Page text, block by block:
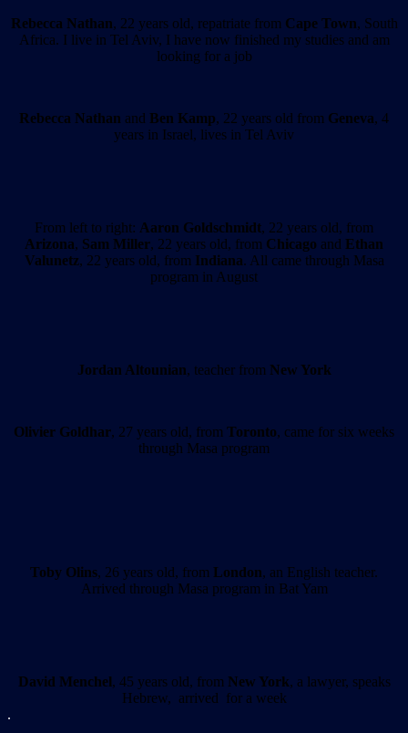
Rebecca Nathan, 22 years old, repatriate from Cape Town, South
Africa. I live in Tel Aviv, I have now finished my studies and am
looking for a job
Rebecca Nathan and Ben Kamp, 22 years old from Geneva, 4
years in Israel, lives in Tel Aviv
From left to right: Aaron Goldschmidt, 22 years old, from
Arizona, Sam Miller, 22 years old, from Chicago and Ethan
Valunetz, 22 years old, from Indiana. All came through Masa
program in August
Jordan Altounian, teacher from New York
Olivier Goldhar, 27 years old, from Toronto, came for six weeks
through Masa program
Toby Olins, 26 years old, from London, an English teacher.
Arrived through Masa program in Bat Yam
David Menchel, 45 years old, from New York, a lawyer, speaks
Hebrew, arrived for a week
.